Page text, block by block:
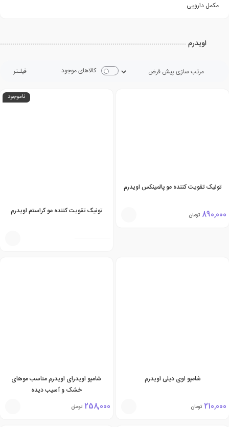
مکمل دارویی
اویدرم
فیلـتر کالاهای موجود
تونیک تقویت کننده مو پالمینکس اویدرم
890,000 تومان
ناموجود
تونیک تقویت کننده مو کراستم اویدرم
شامپو اوی دیلی اویدرم
210,000 تومان
شامپو اویدرای اویدرم مناسب موهای
خشک و آسیب دیده
258,000 تومان